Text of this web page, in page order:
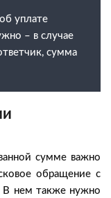
уплате
– в случае
сумма
сумме важно
обращение с
В нем также нужно